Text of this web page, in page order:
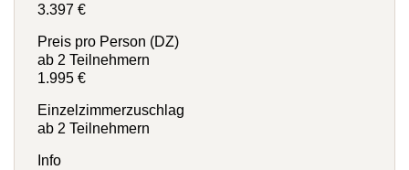
3.397 €
Preis pro Person (DZ)
ab 2 Teilnehmern
1.995 €
Einzelzimmerzuschlag
ab 2 Teilnehmern
Info